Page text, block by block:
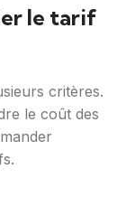
le tarif
critères.
le coût des